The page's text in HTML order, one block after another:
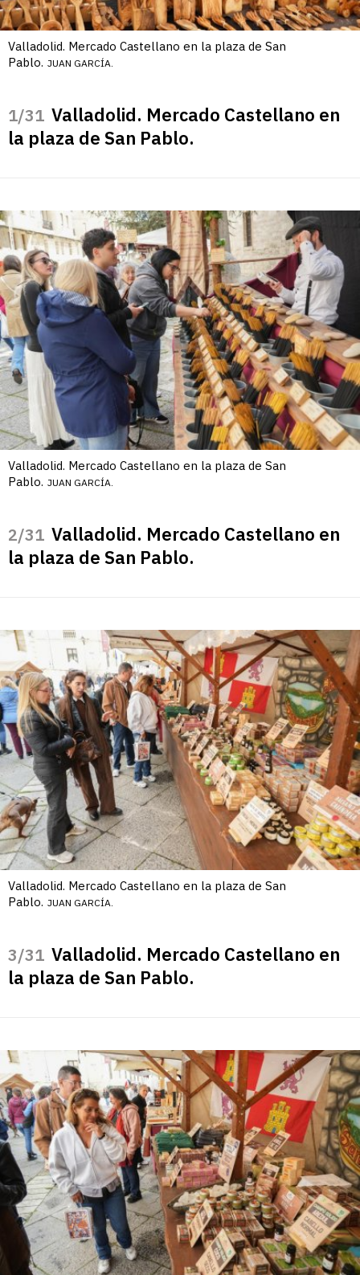
Valladolid. Mercado Castellano en la plaza de San
Pablo. JUAN GARCÍA.
/31 Valladolid. Mercado Castellano en
la plaza de San Pablo.
Valladolid. Mercado Castellano en la plaza de San
Pablo. JUAN GARCÍA.
/31 Valladolid. Mercado Castellano en
la plaza de San Pablo.
Valladolid. Mercado Castellano en la plaza de San
Pablo. JUAN GARCÍA.
/31 Valladolid. Mercado Castellano en
la plaza de San Pablo.